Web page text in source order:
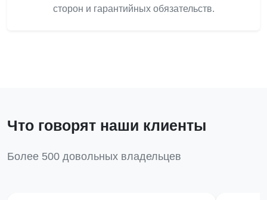
сторон и гарантийных обязательств.
Что говорят наши клиенты
Более 500 довольных владельцев